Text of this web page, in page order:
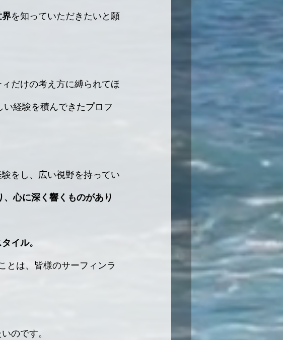
界を知っていただきたいと願
だけの考え方に縛られてほ
経験を積んできたプロフ
をし、広い視野を持ってい
心に深く響くものがあり
イル。
のです。